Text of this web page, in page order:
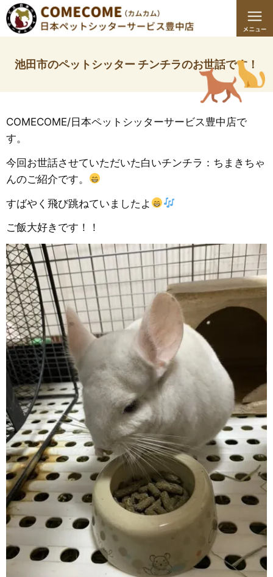
池田市のペットシッター チンチラのお世話です！
COMECOME/日本ペットシッターサービス豊中店で
す。
今回お世話させていただいた白いチンチラ：ちまきちゃ
んのご紹介です。
すばやく飛び跳ねていましたよ
ご飯大好きです！！